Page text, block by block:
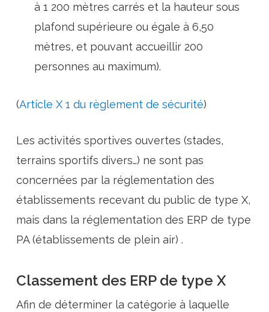
à 1 200 mètres carrés et la hauteur sous
plafond supérieure ou égale à 6,50
mètres, et pouvant accueillir 200
personnes au maximum).
(Article X 1 du règlement de sécurité)
Les activités sportives ouvertes (stades,
terrains sportifs divers…) ne sont pas
concernées par la réglementation des
établissements recevant du public de type X,
mais dans la réglementation des ERP de type
PA (établissements de plein air) .
Classement des ERP de type X
Afin de déterminer la catégorie à laquelle